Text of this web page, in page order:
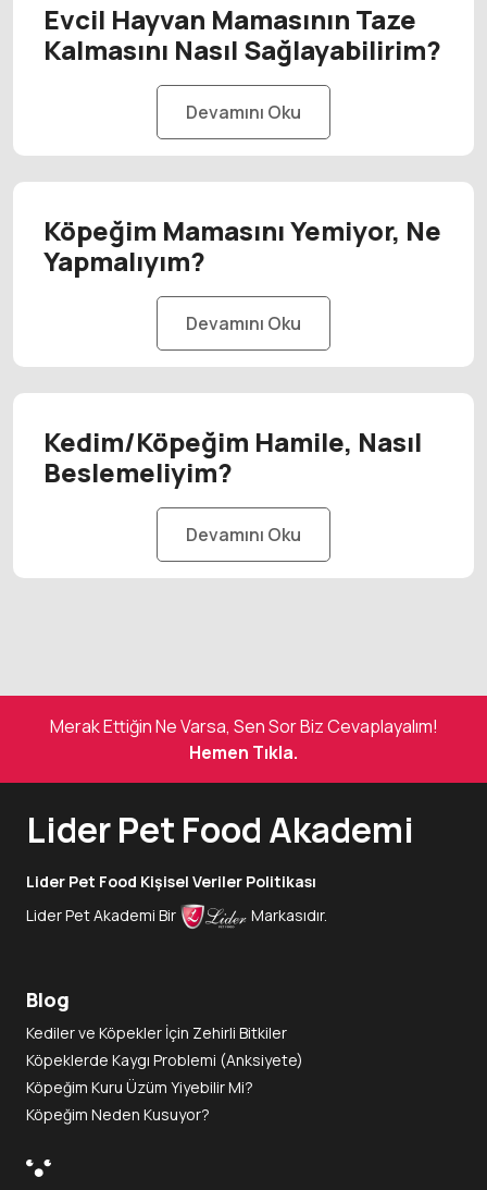
Evcil Hayvan Mamasının Taze
Kalmasını Nasıl Sağlayabilirim?
Devamını Oku
Köpeğim Mamasını Yemiyor, Ne
Yapmalıyım?
Devamını Oku
Kedim/Köpeğim Hamile, Nasıl
Beslemeliyim?
Devamını Oku
Merak Ettiğin Ne Varsa, Sen Sor Biz Cevaplayalım!
Hemen Tıkla.
Lider Pet Food Akademi
Lider Pet Food Kişisel Veriler Politikası
Lider Pet Akademi Bir
Markasıdır.
Blog
Kediler ve Köpekler İçin Zehirli Bitkiler
Köpeklerde Kaygı Problemi (Anksiyete)
Köpeğim Kuru Üzüm Yiyebilir Mi?
Köpeğim Neden Kusuyor?